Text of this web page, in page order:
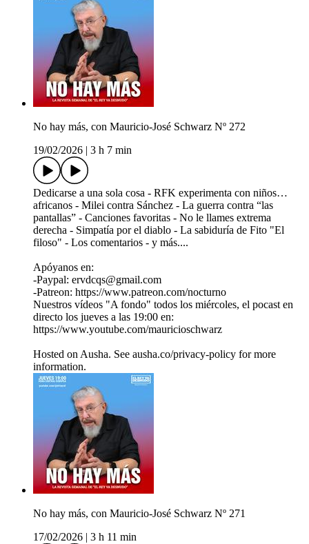
No hay más, con Mauricio-José Schwarz Nº 272
19/02/2026
3 h 7 min
Dedicarse a una sola cosa - RFK experimenta con niños…
africanos - Milei contra Sánchez - La guerra contra “las
pantallas” - Canciones favoritas - No le llames extrema
derecha - Simpatía por el diablo - La sabiduría de Fito "El
filoso" - Los comentarios - y más....
Apóyanos en:
-Paypal: ervdcqs@gmail.com
-Patreon: https://www.patreon.com/nocturno
Nuestros vídeos "A fondo" todos los miércoles, el pocast en
directo los jueves a las 19:00 en:
https://www.youtube.com/mauricioschwarz
Hosted on Ausha. See ausha.co/privacy-policy for more
information.
No hay más, con Mauricio-José Schwarz Nº 271
17/02/2026
3 h 11 min